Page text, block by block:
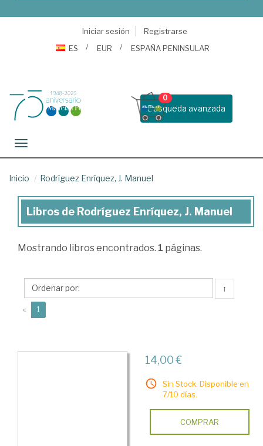
Iniciar sesión
Registrarse
ES
EUR ESPAÑA PENINSULAR
Busqueda avanzada
0
Toggle navigation
Inicio Rodríguez Enríquez, J. Manuel
Libros
Rodríguez
Manuel
Libros de Rodríguez Enríquez, J. Manuel
Mostrando libros encontrados. 1 páginas.
↑
« 1
14,00 €
Sin Stock. Disponible en
7/10 días.
COMPRAR